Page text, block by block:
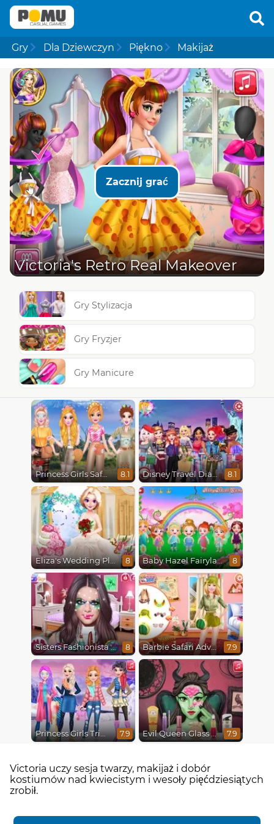
Gry Dla Dziewczyn Piękno Makijaż
Zacznij grać
Victoria's Retro Real Makeover
Gry Stylizacja
Gry Fryzjer
Gry Manicure
Princess Girls Safari Trip 8.1 Disney Travel Diaries: City Break 8.1
Eliza's Wedding Planner 8 Baby Hazel Fairyland Ballet 8
Sisters Fashionista Makeup 8 Barbie Safari Adventure 7.9
Princess Girls Trip To Aspen 7.9 Evil Queen Glass Skin Routine #Influencer 7.9
Victoria uczy sesja twarzy, makijaż i dobór
kostiumów nad kwiecistym i wesoły pięćdziesiątych
zrobił.